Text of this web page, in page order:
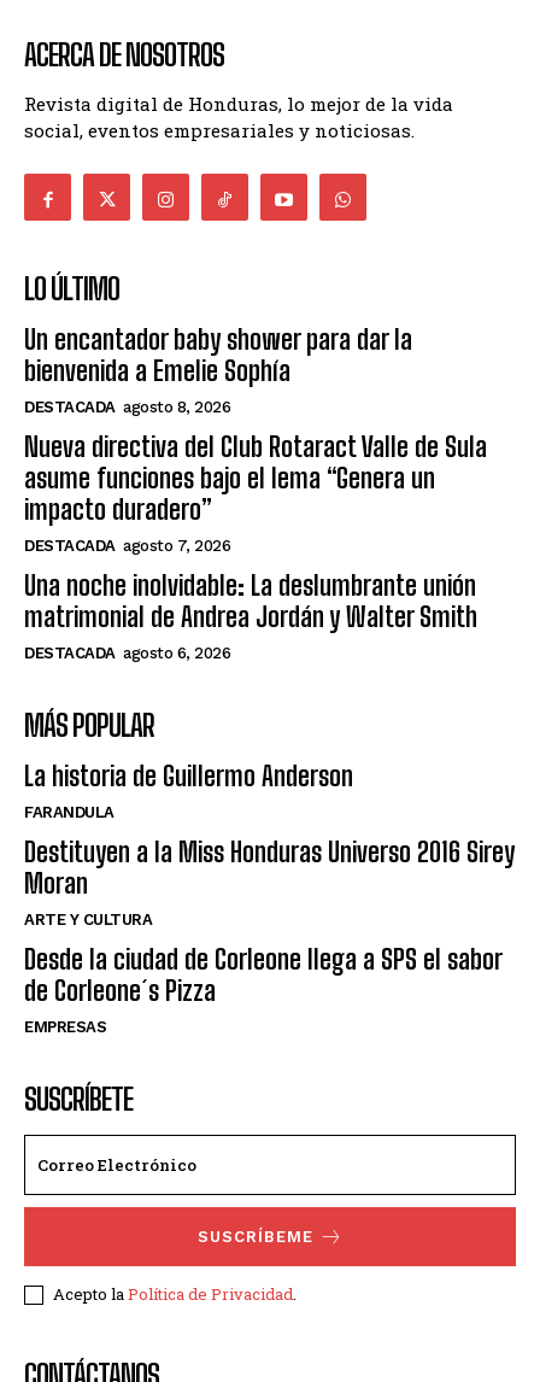
ACERCA DE NOSOTROS
Revista digital de Honduras, lo mejor de la vida
social, eventos empresariales y noticiosas.
LO ÚLTIMO
Un encantador baby shower para dar la
bienvenida a Emelie Sophía
DESTACADA agosto 8, 2026
Nueva directiva del Club Rotaract Valle de Sula
asume funciones bajo el lema “Genera un
impacto duradero”
DESTACADA agosto 7, 2026
Una noche inolvidable: La deslumbrante unión
matrimonial de Andrea Jordán y Walter Smith
DESTACADA agosto 6, 2026
MÁS POPULAR
La historia de Guillermo Anderson
FARANDULA
Destituyen a la Miss Honduras Universo 2016 Sirey
Moran
ARTE Y CULTURA
Desde la ciudad de Corleone llega a SPS el sabor
de Corleone´s Pizza
EMPRESAS
SUSCRÍBETE
SUSCRÍBEME
Acepto laPolítica de Privacidad.